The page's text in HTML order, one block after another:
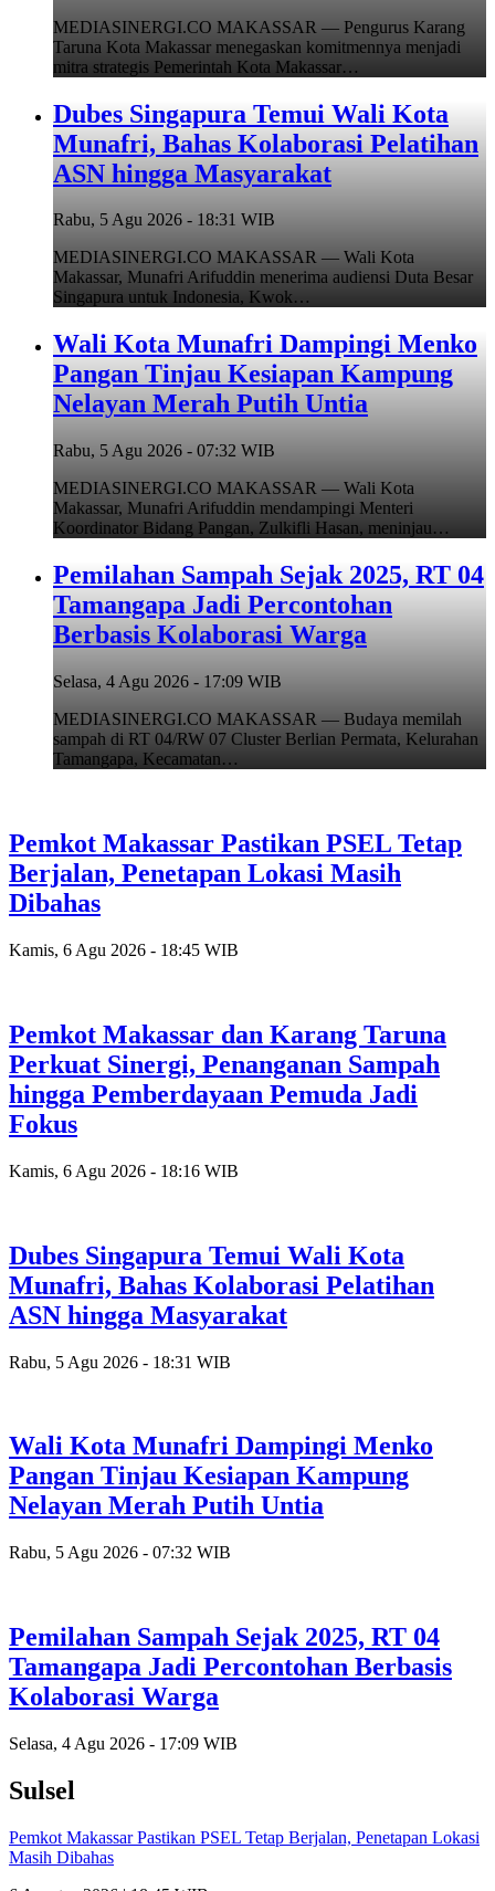
MEDIASINERGI.CO MAKASSAR — Pengurus Karang
Taruna Kota Makassar menegaskan komitmennya menjadi
mitra strategis Pemerintah Kota Makassar…
Dubes Singapura Temui Wali Kota
Munafri, Bahas Kolaborasi Pelatihan
ASN hingga Masyarakat
Rabu, 5 Agu 2026 - 18:31 WIB
MEDIASINERGI.CO MAKASSAR — Wali Kota
Makassar, Munafri Arifuddin menerima audiensi Duta Besar
Singapura untuk Indonesia, Kwok…
Wali Kota Munafri Dampingi Menko
Pangan Tinjau Kesiapan Kampung
Nelayan Merah Putih Untia
Rabu, 5 Agu 2026 - 07:32 WIB
MEDIASINERGI.CO MAKASSAR — Wali Kota
Makassar, Munafri Arifuddin mendampingi Menteri
Koordinator Bidang Pangan, Zulkifli Hasan, meninjau…
Pemilahan Sampah Sejak 2025, RT 04
Tamangapa Jadi Percontohan
Berbasis Kolaborasi Warga
Selasa, 4 Agu 2026 - 17:09 WIB
MEDIASINERGI.CO MAKASSAR — Budaya memilah
sampah di RT 04/RW 07 Cluster Berlian Permata, Kelurahan
Tamangapa, Kecamatan…
Pemkot Makassar Pastikan PSEL Tetap
Berjalan, Penetapan Lokasi Masih
Dibahas
Kamis, 6 Agu 2026 - 18:45 WIB
Pemkot Makassar dan Karang Taruna
Perkuat Sinergi, Penanganan Sampah
hingga Pemberdayaan Pemuda Jadi
Fokus
Kamis, 6 Agu 2026 - 18:16 WIB
Dubes Singapura Temui Wali Kota
Munafri, Bahas Kolaborasi Pelatihan
ASN hingga Masyarakat
Rabu, 5 Agu 2026 - 18:31 WIB
Wali Kota Munafri Dampingi Menko
Pangan Tinjau Kesiapan Kampung
Nelayan Merah Putih Untia
Rabu, 5 Agu 2026 - 07:32 WIB
Pemilahan Sampah Sejak 2025, RT 04
Tamangapa Jadi Percontohan Berbasis
Kolaborasi Warga
Selasa, 4 Agu 2026 - 17:09 WIB
Sulsel
Pemkot Makassar Pastikan PSEL Tetap Berjalan, Penetapan Lokasi
Masih Dibahas